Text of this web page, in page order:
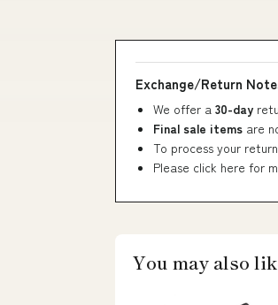
Exchange/Return
We offer a 30-day
Final sale items are
To process your
Please click here for
You may also